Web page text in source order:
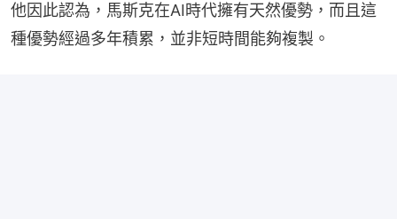
他因此認為，馬斯克在AI時代擁有天然優勢，而且這
種優勢經過多年積累，並非短時間能夠複製。